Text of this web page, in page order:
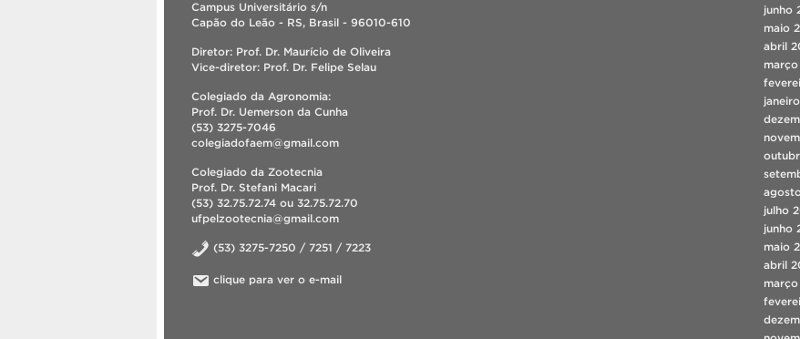
Campus Universitário s/n
Capão do Leão - RS, Brasil - 96010-610
Diretor: Prof. Dr. Maurício de Oliveira
Vice-diretor: Prof. Dr. Felipe Selau
Colegiado da Agronomia:
Prof. Dr. Uemerson da Cunha
(53) 3275-7046
colegiadofaem@gmail.com
Colegiado da Zootecnia
Prof. Dr. Stefani Macari
(53) 32.75.72.74 ou 32.75.72.70
ufpelzootecnia@gmail.com
(53) 3275-7250 / 7251 / 7223
clique para ver o e-mail
junho
maio
abril
julho
junho
maio
abril